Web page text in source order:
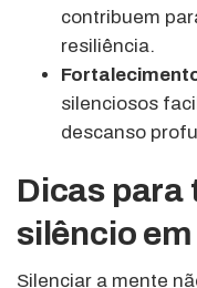
contribuem
resiliência.
silenciosos
descanso
Dicas para
silêncio
Silenciar a mente